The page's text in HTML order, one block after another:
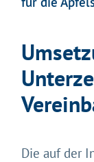
Die auf der